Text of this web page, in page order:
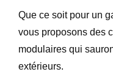
Que ce soit pour un
vous proposons des
modulaires qui
extérieurs.